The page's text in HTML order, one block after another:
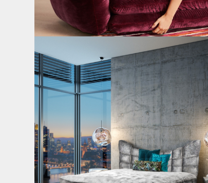
Cloud 7 – nicht nur zum Sitzen, sondern auch zum
145 3